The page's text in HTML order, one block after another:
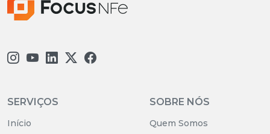
SERVIÇOS
Início
SOBRE NÓS
Quem Somos